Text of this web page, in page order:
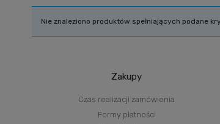
Nie znaleziono produktów spełniających podane
Zakupy
Czas realizacji zamówienia
Formy płatności